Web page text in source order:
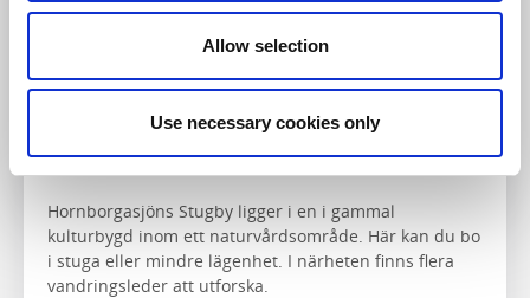
Allow selection
Use necessary cookies only
Hornborgasjöns Stugby
Bjellum
Hornborgasjöns Stugby ligger i en i gammal
kulturbygd inom ett naturvårdsområde. Här kan du bo
i stuga eller mindre lägenhet. I närheten finns flera
vandringsleder att utforska.